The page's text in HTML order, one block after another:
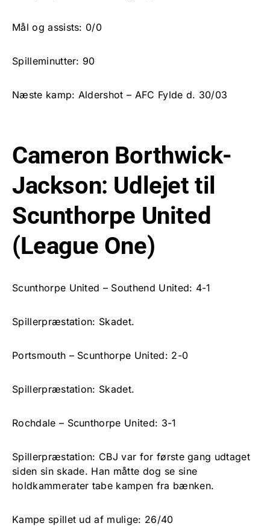
Mål og assists: 0/0
Spilleminutter: 90
Næste kamp: Aldershot – AFC Fylde d. 30/03
Cameron Borthwick-
Jackson: Udlejet til
Scunthorpe United
(League One)
Scunthorpe United – Southend United: 4-1
Spillerpræstation: Skadet.
Portsmouth – Scunthorpe United: 2-0
Spillerpræstation: Skadet.
Rochdale – Scunthorpe United: 3-1
Spillerpræstation: CBJ var for første gang udtaget
siden sin skade. Han måtte dog se sine
holdkammerater tabe kampen fra bænken.
Kampe spillet ud af mulige: 26/40